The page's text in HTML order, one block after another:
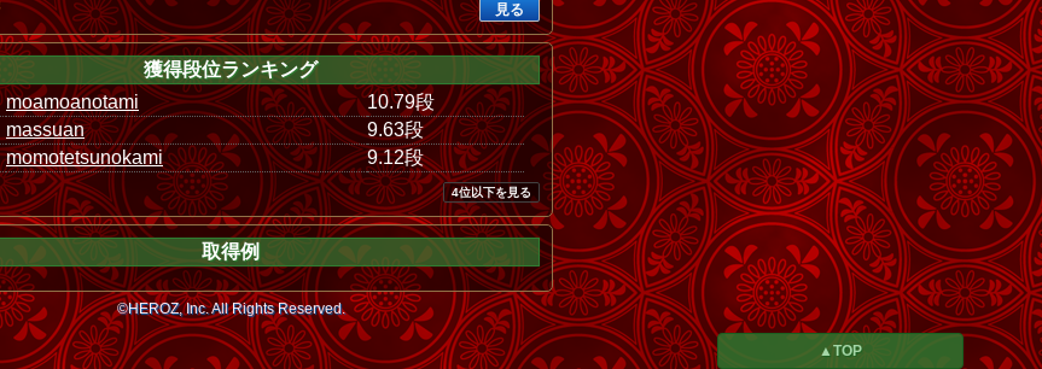
見る
獲得段位ランキング
moamoanotami
10.79段
massuan
9.63段
momotetsunokami 9.12段
4位以下を見る
取得例
©HEROZ, Inc. All Rights Reserved.
▲TOP